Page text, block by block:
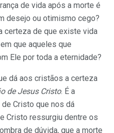
de vida após a morte é
desejo ou otimismo cego?
certeza de que existe vida
que aqueles que
Ele por toda a eternidade?
dá aos cristãos a certeza
de Jesus Cristo. É a
Cristo que nos dá
Cristo ressurgiu dentre os
de dúvida, que a morte